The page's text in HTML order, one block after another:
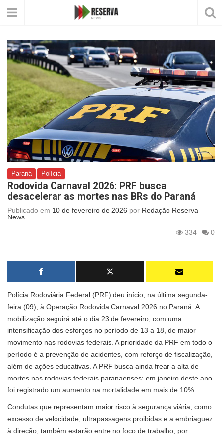
Paraná Polícia
Rodovida Carnaval 2026: PRF busca
desacelerar as mortes nas BRs do Paraná
Publicado em 10 de fevereiro de 2026 por Redação Reserva
News
334
0
Polícia Rodoviária Federal (PRF) deu início, na última segunda-
feira (09), à Operação Rodovida Carnaval 2026 no Paraná. A
mobilização seguirá até o dia 23 de fevereiro, com uma
intensificação dos esforços no período de 13 a 18, de maior
movimento nas rodovias federais. A prioridade da PRF em todo o
período é a prevenção de acidentes, com reforço de fiscalização,
além de ações educativas. A PRF busca ainda frear a alta de
mortes nas rodovias federais paranaenses: em janeiro deste ano
foi registrado um aumento na mortalidade em mais de 10%.
Condutas que representam maior risco à segurança viária, como
excesso de velocidade, ultrapassagens proibidas e a embriaguez
à direção, também estarão entre no foco de trabalho, por